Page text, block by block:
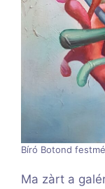
Bíró Botond
Ma zàrt a